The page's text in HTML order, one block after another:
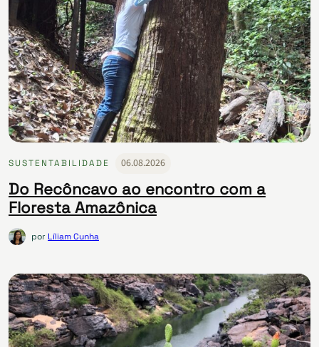
SUSTENTABILIDADE 06.08.2026
Do Recôncavo ao encontro com a
Floresta Amazônica
por Líliam Cunha